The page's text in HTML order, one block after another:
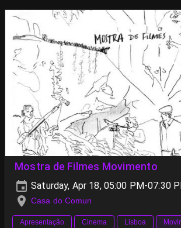
Mostra de Filmes Movimento
Saturday, Apr 18, 05:00 PM-07:30
Casa do Comun
Apresentação Cinema Lisboa